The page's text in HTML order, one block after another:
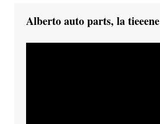
Alberto auto parts, la tieeene